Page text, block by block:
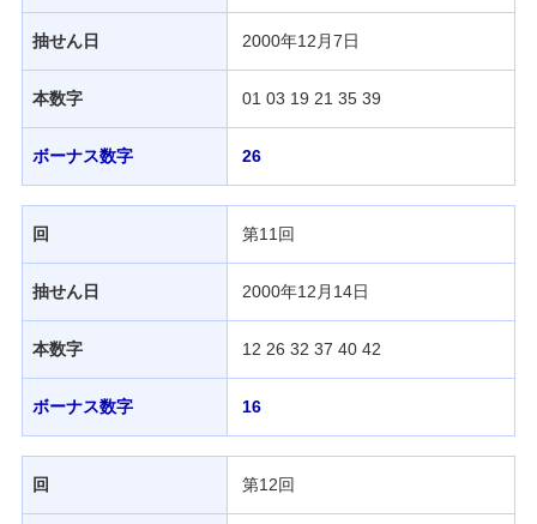
抽せん日 2000年12月7日
本数字 01 03 19 21 35 39
ボーナス数字 26
回 第11回
抽せん日 2000年12月14日
本数字 12 26 32 37 40 42
ボーナス数字 16
回 第12回